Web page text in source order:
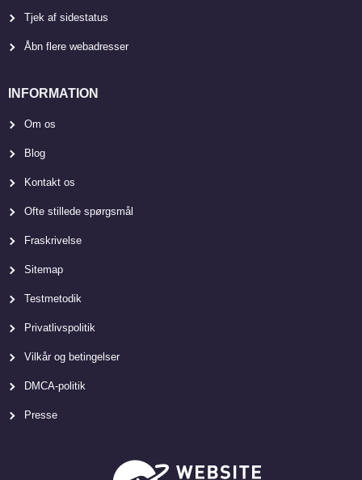
Tjek af sidestatus
Åbn flere webadresser
INFORMATION
Om os
Blog
Kontakt os
Ofte stillede spørgsmål
Fraskrivelse
Sitemap
Testmetodik
Privatlivspolitik
Vilkår og betingelser
DMCA-politik
Presse